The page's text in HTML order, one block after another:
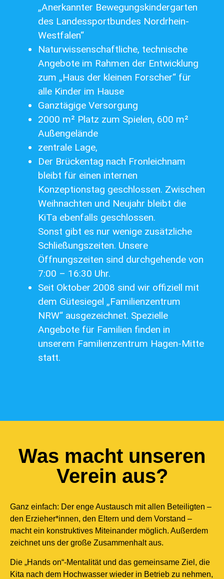
„Anerkannter Bewegungskindergarten
des Landessportbundes Nordrhein-
Westfalen“
Naturwissenschaftliche, technische
Angebote im Rahmen der Entwicklung
zum „Haus der kleinen Forscher“ für
alle Kinder im Hause
Ganztägige Versorgung
2000 m² Platz zum Spielen, 600 m²
Außengelände
zentrale Lage,
Der Brückentag nach Fronleichnam
bleibt für einen internen
Konzeptionstag geschlossen. Zwischen
Weihnachten und Neujahr bleibt die
KiTa ebenfalls geschlossen.
Sonst gibt es nur wenige zusätzliche
Schließungszeiten. Unsere
Öffnungszeiten sind durchgehende von
7:00 – 16:30 Uhr.
Seit Oktober 2008 sind wir offiziell mit
dem Gütesiegel „Familienzentrum
NRW“ ausgezeichnet. Spezielle
Angebote für Familien finden in
unserem Familienzentrum Hagen-Mitte
statt.
Was macht unseren
Verein aus?
Ganz einfach: Der enge Austausch mit allen Beteiligten –
den Erzieher*innen, den Eltern und dem Vorstand –
macht ein konstruktives Miteinander möglich. Außerdem
zeichnet uns der große Zusammenhalt aus.
Die „Hands on“-Mentalität und das gemeinsame Ziel, die
Kita nach dem Hochwasser wieder in Betrieb zu nehmen,